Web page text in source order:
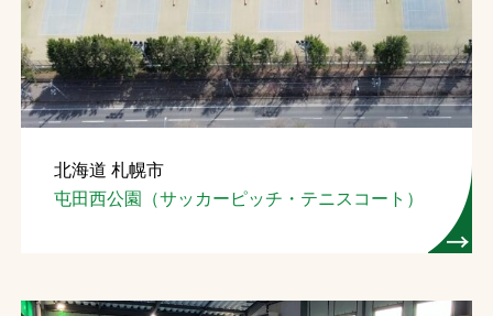
北海道 札幌市
屯田西公園（サッカーピッチ・テニスコート）